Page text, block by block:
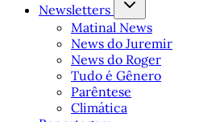
Newsletters
Matinal News
News do Juremir
News do Roger
Tudo é Gênero
Parêntese
Climática